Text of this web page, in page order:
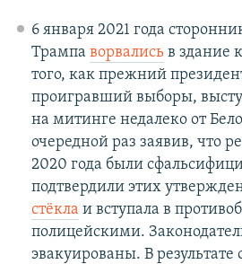
6 января 2021 года
Трампа ворвалисьв здание
того, как прежний
проигравший выборы,
на митинге недалеко от
очередной раз заявив, что
2020 года были
подтвердили этих
стёкла и вступала в
полицейскими.
эвакуированы. В результате